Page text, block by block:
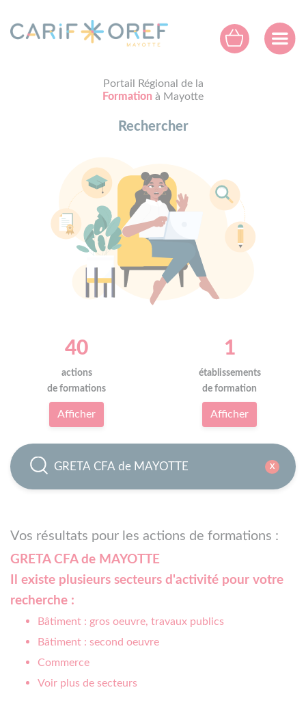
Portail Régional de la
Formation à Mayotte
Rechercher
X
40
actions
de formations
Afficher
1
établissements
de formation
Afficher
Vos résultats pour les actions de formations :
GRETA CFA de MAYOTTE
Il existe plusieurs secteurs d'activité pour votre
recherche :
Bâtiment : gros oeuvre, travaux publics
Bâtiment : second oeuvre
Commerce
Voir plus de secteurs